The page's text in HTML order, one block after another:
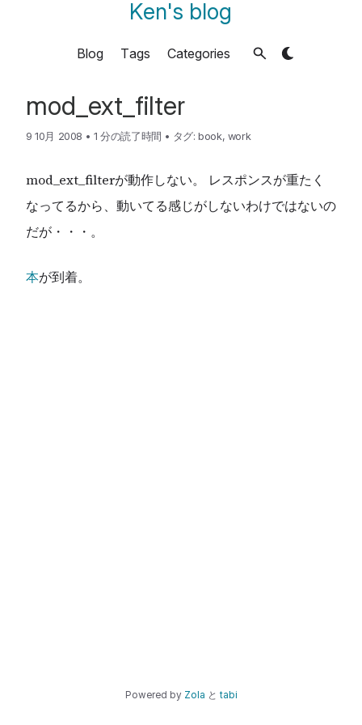
Ken's blog
Blog Tags Categories
mod_ext_filter
9 10月 2008 • 1 分の読了時間 • タグ:book, work
mod_ext_filterが動作しない。 レスポンスが重たく
なってるから、動いてる感じがしないわけではないの
だが・・・。
本が到着。
Powered by Zola と tabi